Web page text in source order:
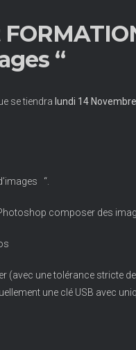
“
se tiendra lundi 14 Novembre
“.
composer des
(avec une tolérance stricte
une clé USB avec